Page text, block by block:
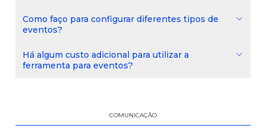
Como faço para configurar diferentes tipos de
eventos?
Há algum custo adicional para utilizar a
ferramenta para eventos?
COMUNICAÇÃO